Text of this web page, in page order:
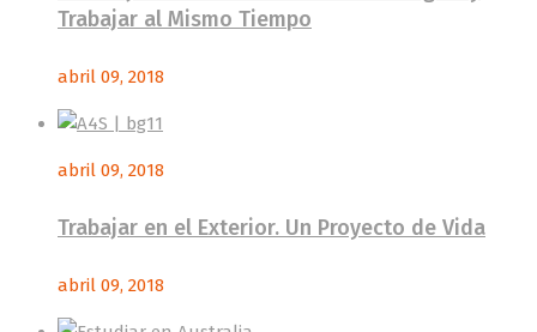
Trabajar al Mismo Tiempo
abril 09, 2018
abril 09, 2018
Trabajar en el Exterior. Un Proyecto de Vida
abril 09, 2018